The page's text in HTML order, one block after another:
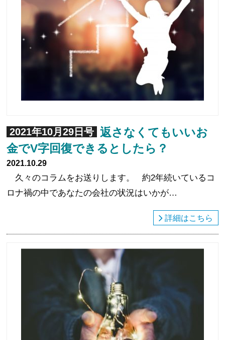
2021年10月29日号 返さなくてもいいお
金でV字回復できるとしたら？
2021.10.29
久々のコラムをお送りします。 約2年続いているコ
ロナ禍の中であなたの会社の状況はいかが…
詳細はこちら